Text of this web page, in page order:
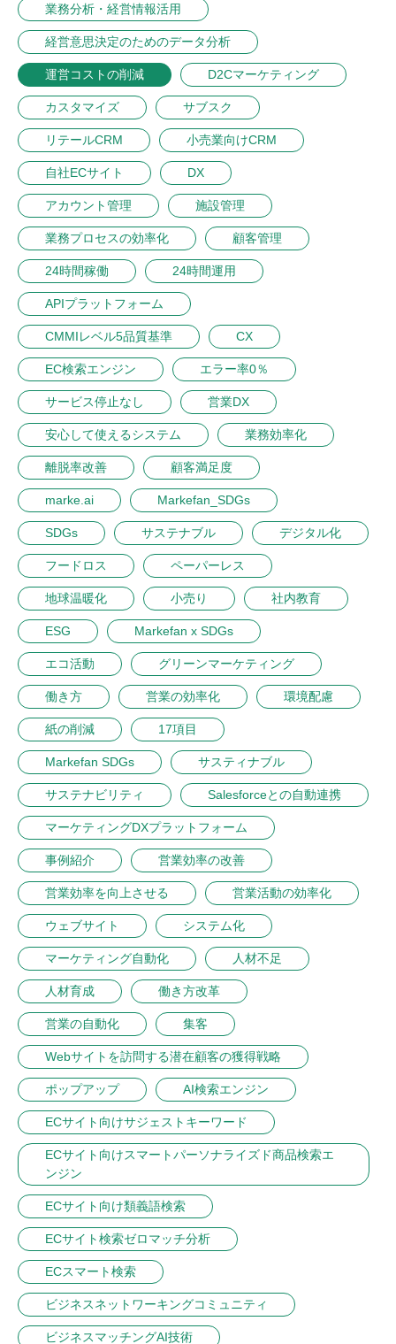
業務分析・経営情報活用
経営意思決定のためのデータ分析
運営コストの削減 D2Cマーケティング
カスタマイズ サブスク
リテールCRM 小売業向けCRM
自社ECサイト DX
アカウント管理 施設管理
業務プロセスの効率化 顧客管理
24時間稼働 24時間運用
APIプラットフォーム
CMMIレベル5品質基準 CX
EC検索エンジン エラー率0％
サービス停止なし 営業DX
安心して使えるシステム 業務効率化
離脱率改善 顧客満足度
marke.ai Markefan_SDGs
SDGs サステナブル デジタル化
フードロス ペーパーレス
地球温暖化 小売り 社内教育
ESG Markefan x SDGs
エコ活動 グリーンマーケティング
働き方 営業の効率化 環境配慮
紙の削減 17項目
Markefan SDGs サスティナブル
サステナビリティ Salesforceとの自動連携
マーケティングDXプラットフォーム
事例紹介 営業効率の改善
営業効率を向上させる 営業活動の効率化
ウェブサイト システム化
マーケティング自動化 人材不足
人材育成 働き方改革
営業の自動化 集客
Webサイトを訪問する潜在顧客の獲得戦略
ポップアップ AI検索エンジン
ECサイト向けサジェストキーワード
ECサイト向けスマートパーソナライズド商品検索エ
ンジン
ECサイト向け類義語検索
ECサイト検索ゼロマッチ分析
ECスマート検索
ビジネスネットワーキングコミュニティ
ビジネスマッチングAI技術